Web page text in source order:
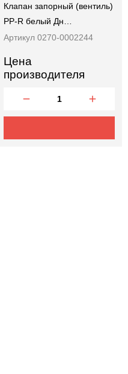
Клапан запорный (вентиль)
PP-R белый Дн…
Артикул 0270-0002244
Цена
производителя